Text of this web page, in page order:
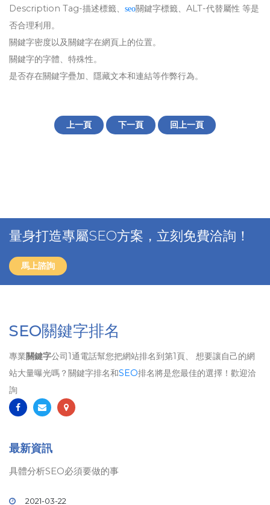
Description Tag-描述標籤、 seo關鍵字標籤、ALT-代替屬性 等是
否合理利用。
關鍵字密度以及關鍵字在網頁上的位置。
關鍵字的字體、特殊性。
是否存在關鍵字疊加、隱藏文本和連結等作弊行為。
上一頁 下一頁 回上一頁
量身打造專屬SEO方案，立刻免費洽詢！
馬上諮詢
SEO關鍵字排名
專業關鍵字公司1通電話幫您把網站排名到第1頁、 想要讓自己的網
站大量曝光嗎？關鍵字排名和SEO排名將是您最佳的選擇！歡迎洽
詢
最新資訊
具體分析SEO必須要做的事
2021-03-22